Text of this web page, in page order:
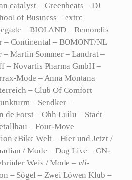
catalyst – Greenbeats – DJ
of Business – extro
– BIOLAND – Remondis
– Continental – BOMONT/NL
– Martin Sommer – Landrat –
– Novartis Pharma GmbH –
Mode – Anna Montana
– Club Of Comfort
– Sendker –
de Forst – Ohh Luilu – Stadt
– Four-Move
eBike Welt – Hier und Jetzt /
/ Mode – Dog Live – GN-
Weis / Mode – vli-
– Sögel – Zwei Löwen Klub –